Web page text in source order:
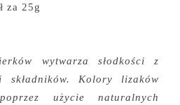
za 25g
wytwarza słodkości z
składników. Kolory lizaków
użycie naturalnych